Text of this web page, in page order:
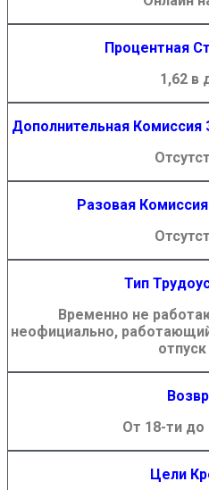
Процентная
1,62 в
Дополнительная
Разовая
Тип
Временно не
неофициально,
От 18-ти до
Цели